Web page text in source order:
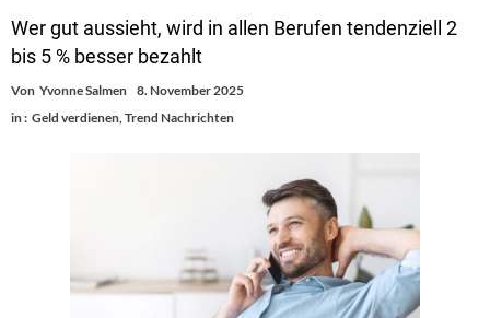
Wer gut aussieht, wird in allen Berufen tendenziell 2
bis 5 % besser bezahlt
Von Yvonne Salmen 8. November 2025
in : Geld verdienen Trend Nachrichten